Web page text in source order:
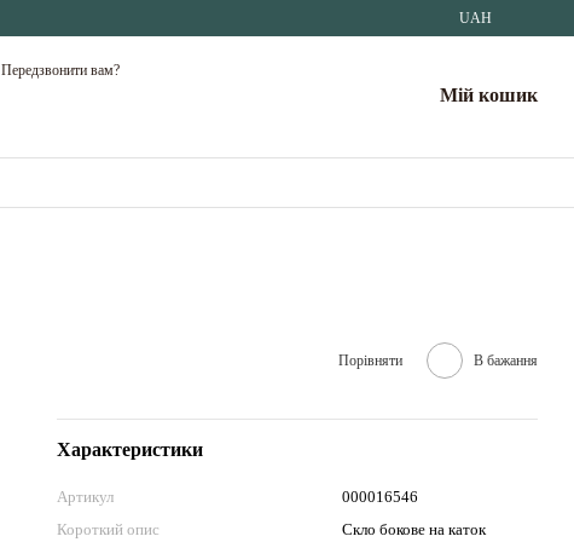
UAH
Передзвонити вам?
Мій кошик
Порівняти В бажання
Характеристики
Артикул
000016546
Короткий опис
Скло бокове на каток